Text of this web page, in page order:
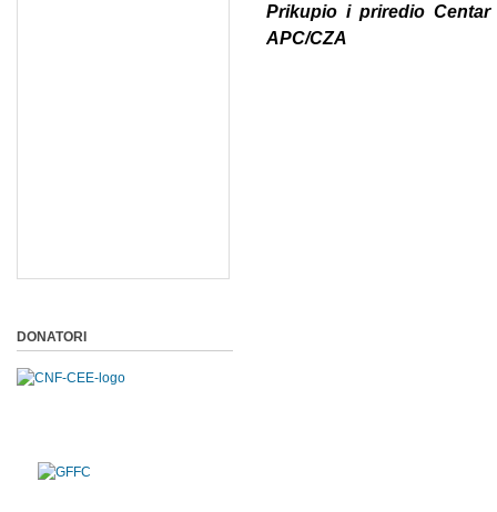
Prikupio i priredio
APC/CZA
DONATORI